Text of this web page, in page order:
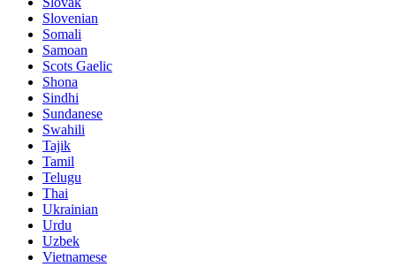
Slovenian
Somali
Samoan
Scots Gaelic
Shona
Sindhi
Sundanese
Swahili
Tajik
Tamil
Telugu
Thai
Ukrainian
Urdu
Uzbek
Vietnamese